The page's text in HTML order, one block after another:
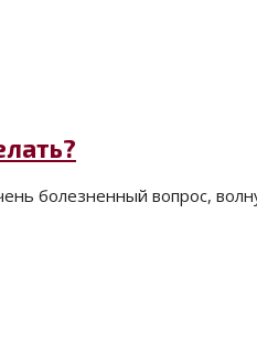
болезненный вопрос,